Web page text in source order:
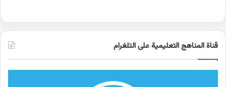
قناة المناهج التعليمية على التلغرام